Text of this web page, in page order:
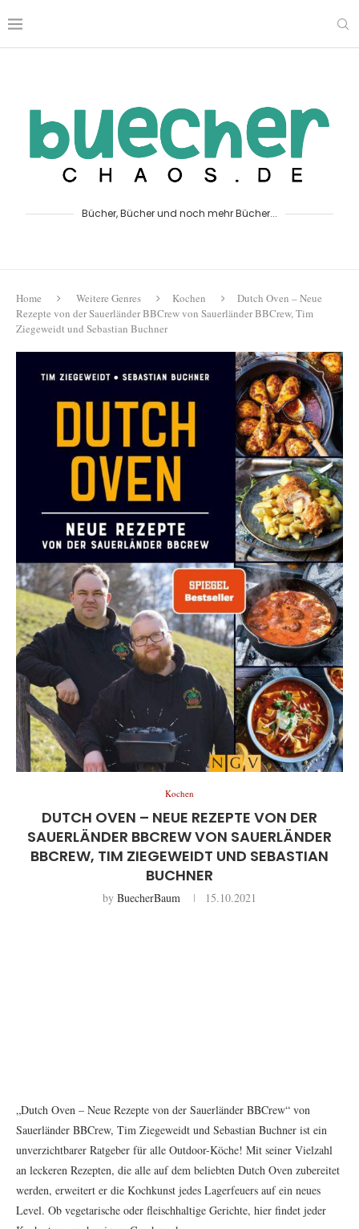
Bücher, Bücher und noch mehr Bücher...
Home Weitere Genres Kochen
Dutch Oven – Neue
Rezepte von der Sauerländer BBCrew von Sauerländer BBCrew, Tim
Ziegeweidt und Sebastian Buchner
Kochen
DUTCH OVEN – NEUE REZEPTE VON DER
SAUERLÄNDER BBCREW VON SAUERLÄNDER
BBCREW, TIM ZIEGEWEIDT UND SEBASTIAN
BUCHNER
by BuecherBaum 15.10.2021
„Dutch Oven – Neue Rezepte von der Sauerländer BBCrew“ von
Sauerländer BBCrew, Tim Ziegeweidt und Sebastian Buchner ist ein
unverzichtbarer Ratgeber für alle Outdoor-Köche! Mit seiner Vielzahl
an leckeren Rezepten, die alle auf dem beliebten Dutch Oven zubereitet
werden, erweitert er die Kochkunst jedes Lagerfeuers auf ein neues
Level. Ob vegetarische oder fleischhaltige Gerichte, hier findet jeder